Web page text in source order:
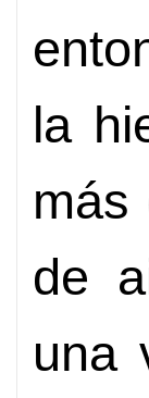
la
más
de
una